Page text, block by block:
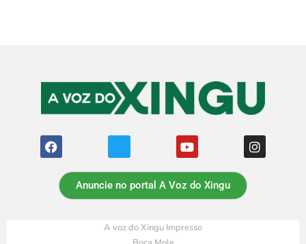
Anuncie no portal A Voz do Xingu
A voz do Xingu Impresso